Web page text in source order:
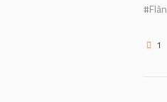
1